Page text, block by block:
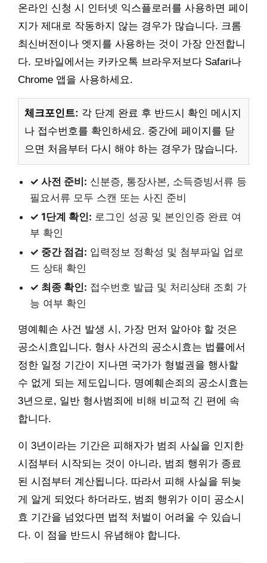
온라인 신청 시 인터넷 익스플로러를 사용하면 페이
지가 제대로 작동하지 않는 경우가 많습니다. 크롬
최신버전이나 엣지를 사용하는 것이 가장 안전합니
다. 모바일에서는 카카오톡 브라우저보다 Safari나
Chrome 앱을 사용하세요.
체크포인트: 각 단계 완료 후 반드시 확인 메시지
나 접수번호를 확인하세요. 중간에 페이지를 닫
으면 처음부터 다시 해야 하는 경우가 많습니다.
✓ 사전 준비: 신분증, 통장사본, 소득증빙서류 등
필요서류 모두 스캔 또는 사진 준비
✓ 1단계 확인: 로그인 성공 및 본인인증 완료 여
부 확인
✓ 중간 점검: 입력정보 정확성 및 첨부파일 업로
드 상태 확인
✓ 최종 확인: 접수번호 발급 및 처리상태 조회 가
능 여부 확인
명예훼손 사건 발생 시, 가장 먼저 알아야 할 것은
공소시효입니다. 형사 사건의 공소시효는 법률에서
정한 일정 기간이 지나면 국가가 형벌권을 행사할
수 없게 되는 제도입니다. 명예훼손죄의 공소시효는
3년으로, 일반 형사범죄에 비해 비교적 긴 편에 속
합니다.
이 3년이라는 기간은 피해자가 범죄 사실을 인지한
시점부터 시작되는 것이 아니라, 범죄 행위가 종료
된 시점부터 계산됩니다. 따라서 피해 사실을 뒤늦
게 알게 되었다 하더라도, 범죄 행위가 이미 공소시
효 기간을 넘었다면 법적 처벌이 어려울 수 있습니
다. 이 점을 반드시 유념해야 합니다.